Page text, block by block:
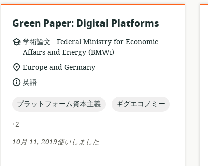
タ
か
ら
Green Paper: Digital Platforms
リ
ソ
ー
ス
フ
ー
学術論文 .
公
開
者:
Federal Ministry for Economic
Affairs and Energy (BMWi)
関
連
す
る
ロ
シ
Europe and Germany
言 英語
topic:
プラットフォーム資本主義 topic:
ギグエコノミー
+2
10月 11, 2019使いしました